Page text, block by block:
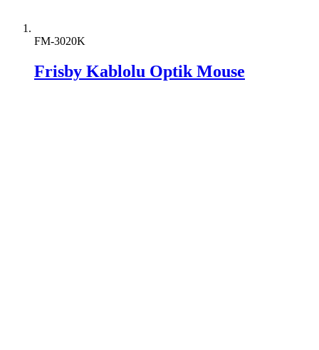
FM-3020K
Frisby Kablolu Optik Mouse